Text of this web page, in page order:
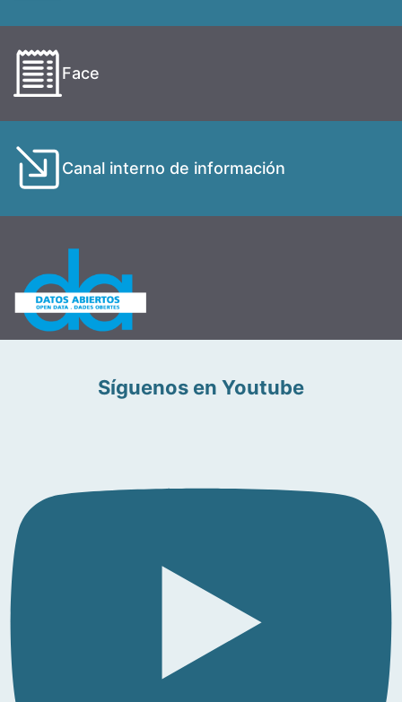
Face
Canal interno de información
Síguenos en Youtube